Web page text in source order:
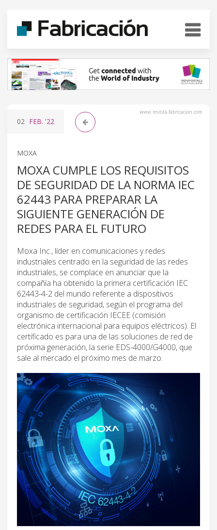
www.revista-fabricacion.com
02 FEB. '22
MOXA
MOXA CUMPLE LOS REQUISITOS
DE SEGURIDAD DE LA NORMA IEC
62443 PARA PREPARAR LA
SIGUIENTE GENERACIÓN DE
REDES PARA EL FUTURO
Moxa Inc., líder en comunicaciones y redes
industriales centrado en la seguridad de las redes
industriales, se complace en anunciar que la
compañía ha obtenido la primera certificación IEC
62443-4-2 del mundo referente a dispositivos
industriales de seguridad, según el programa del
organismo de certificación IECEE (comisión
electrónica internacional para equipos eléctricos). El
certificado es para una de las soluciones de red de
próxima generación, la serie EDS-4000/G4000, que
sale al mercado el próximo mes de marzo.